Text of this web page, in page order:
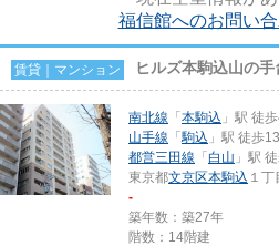
福信館へのお問い
賃貸｜マンション ヒルズ本駒込山の手
南北線 「 本駒込 」駅 徒
山手線 「駒込 」駅 徒歩
都営三田線 「 白山 」駅
東京都文京区本駒込 １丁
-
築年数：築27年
階数：14階建